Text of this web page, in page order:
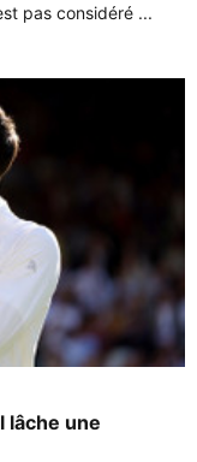
pas considéré ...
lâche une